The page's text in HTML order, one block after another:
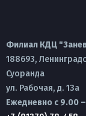
Филиал КДЦ
188693,
Суоранда
ул. Рабочая, д. 13а
Ежедневно с 9.00